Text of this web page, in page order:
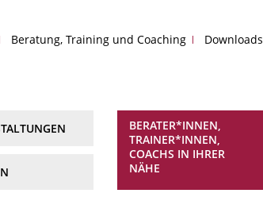
Beratung, Training und Coaching Downloads
BERATER*INNEN,
TRAINER*INNEN,
COACHS IN IHRER
NÄHE